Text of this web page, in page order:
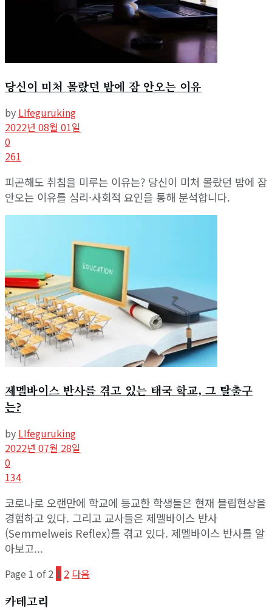
당신이 미처 몰랐던 밤에 잠 안오는 이유
by LIfeguruking
2022년 08월 01일
0
261
피곤해도 취침을 미루는 이유는? 당신이 미처 몰랐던 밤에 잠
안오는 이유를 심리·사회적 요인을 통해 분석합니다.
제멜바이스 반사를 겪고 있는 태국 학교, 그 탈출구
는?
by LIfeguruking
2022년 07월 28일
0
134
코로나로 오랜만에 학교에 등교한 학생들은 현재 블립현상을
경험하고 있다. 그리고 교사들은 제멜바이스 반사
(Semmelweis Reflex)를 겪고 있다. 제멜바이스 반사를 알
아보고...
Page 1 of 2 1 2 다음
카테고리